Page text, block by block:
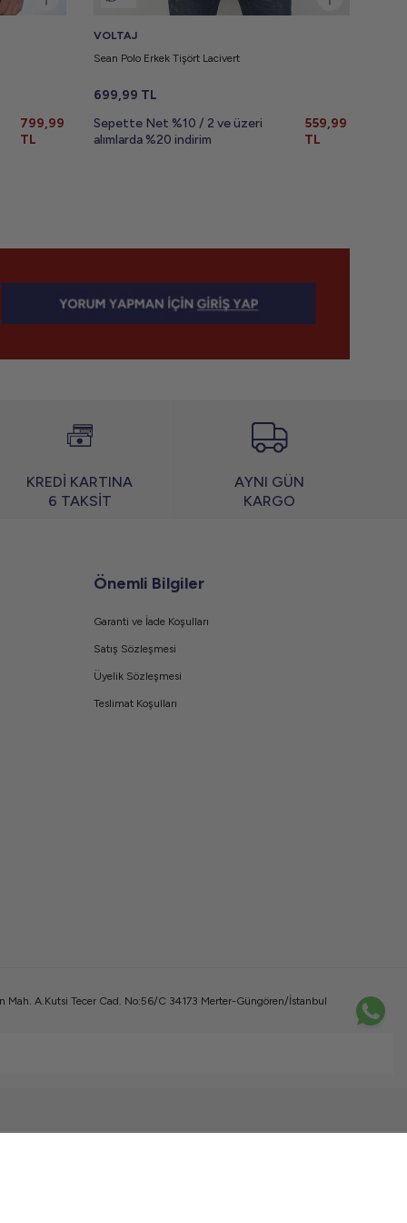
799,99
TL
VOLTAJ
Sean Polo Erkek Tişört Lacivert
699,99 TL
Sepette Net %10 / 2 ve üzeri
alımlarda %20 indirim
559,99
TL
KREDİ KARTINA
6 TAKSİT
AYNI GÜN
KARGO
Önemli Bilgiler
Garanti ve İade Koşulları
Satış Sözleşmesi
Üyelik Sözleşmesi
Teslimat Koşulları
Mah. A.Kutsi Tecer Cad. No:56/C 34173 Merter-Güngören/İstanbul